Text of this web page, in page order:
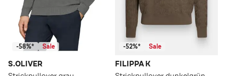
-58%* Sale
S.OLIVER
-52%* Sale
FILIPPA K